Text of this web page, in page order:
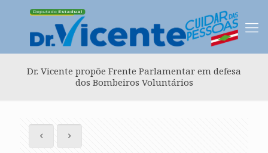
Dr. Vicente propõe Frente Parlamentar em defesa
dos Bombeiros Voluntários